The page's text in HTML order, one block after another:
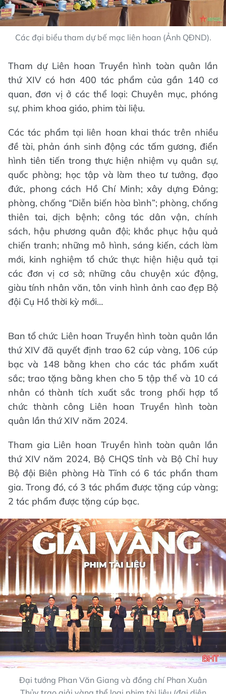
Các đại biểu tham dự bế mạc liên hoan (Ảnh QĐND).
Tham dự Liên hoan Truyền hình toàn quân lần
thứ XIV có hơn 400 tác phẩm của gần 140 cơ
quan, đơn vị ở các thể loại: Chuyên mục, phóng
sự, phim khoa giáo, phim tài liệu.
Các tác phẩm tại liên hoan khai thác trên nhiều
đề tài, phản ánh sinh động các tấm gương, điển
hình tiên tiến trong thực hiện nhiệm vụ quân sự,
quốc phòng; học tập và làm theo tư tưởng, đạo
đức, phong cách Hồ Chí Minh; xây dựng Đảng;
phòng, chống “Diễn biến hòa bình”; phòng, chống
thiên tai, dịch bệnh; công tác dân vận, chính
sách, hậu phương quân đội; khắc phục hậu quả
chiến tranh; những mô hình, sáng kiến, cách làm
mới, kinh nghiệm tổ chức thực hiện hiệu quả tại
các đơn vị cơ sở; những câu chuyện xúc động,
giàu tính nhân văn, tôn vinh hình ảnh cao đẹp Bộ
đội Cụ Hồ thời kỳ mới…
Ban tổ chức Liên hoan Truyền hình toàn quân lần
thứ XIV đã quyết định trao 62 cúp vàng, 106 cúp
bạc và 148 bằng khen cho các tác phẩm xuất
sắc; trao tặng bằng khen cho 5 tập thể và 10 cá
nhân có thành tích xuất sắc trong phối hợp tổ
chức thành công Liên hoan Truyền hình toàn
quân lần thứ XIV năm 2024.
Tham gia Liên hoan Truyền hình toàn quân lần
thứ XIV năm 2024, Bộ CHQS tỉnh và Bộ Chỉ huy
Bộ đội Biên phòng Hà Tĩnh có 6 tác phẩn tham
gia. Trong đó, có 3 tác phẩm được tặng cúp vàng;
2 tác phẩm được tặng cúp bạc.
Đại tướng Phan Văn Giang và đồng chí Phan Xuân